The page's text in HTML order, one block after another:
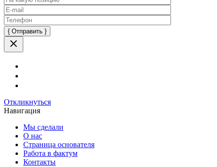
Оставьте
это
поле
Откликнуться
Навигация
Мы сделали
О нас
Страница основателя
Работа в фактум
Контакты